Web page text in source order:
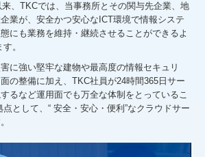
、TKCでは、当事務所とその関与先企業、地
業が、安全かつ安心なICT環境で情報システ
にも業務を維持・継続させることができるよ
。
に強い堅牢な建物や最高度の情報セキュリ
の整備に加え、TKC社員が24時間365日サー
るなど運用面でも万全な体制をとっているこ
として、“ 安全・安心・便利”なクラウドサー